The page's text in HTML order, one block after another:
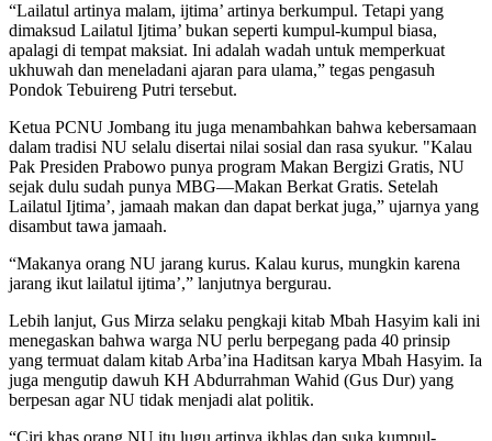
“Lailatul artinya malam, ijtima’ artinya berkumpul. Tetapi yang
dimaksud Lailatul Ijtima’ bukan seperti kumpul-kumpul biasa,
apalagi di tempat maksiat. Ini adalah wadah untuk memperkuat
ukhuwah dan meneladani ajaran para ulama,” tegas pengasuh
Pondok Tebuireng Putri tersebut.
Ketua PCNU Jombang itu juga menambahkan bahwa kebersamaan
dalam tradisi NU selalu disertai nilai sosial dan rasa syukur. "Kalau
Pak Presiden Prabowo punya program Makan Bergizi Gratis, NU
sejak dulu sudah punya MBG—Makan Berkat Gratis. Setelah
Lailatul Ijtima’, jamaah makan dan dapat berkat juga,” ujarnya yang
disambut tawa jamaah.
“Makanya orang NU jarang kurus. Kalau kurus, mungkin karena
jarang ikut lailatul ijtima’,” lanjutnya bergurau.
Lebih lanjut, Gus Mirza selaku pengkaji kitab Mbah Hasyim kali ini
menegaskan bahwa warga NU perlu berpegang pada 40 prinsip
yang termuat dalam kitab Arba’ina Haditsan karya Mbah Hasyim. Ia
juga mengutip dawuh KH Abdurrahman Wahid (Gus Dur) yang
berpesan agar NU tidak menjadi alat politik.